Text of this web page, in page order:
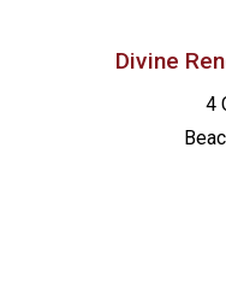
Divine
4